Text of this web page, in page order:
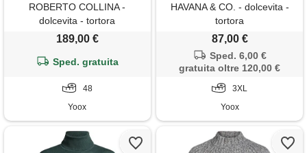
ROBERTO COLLINA -
dolcevita - tortora
189,00 €
Sped. gratuita
48
Yoox
HAVANA & CO. - dolcevita -
tortora
87,00 €
Sped. 6,00 €
gratuita oltre 120,00 €
3XL
Yoox